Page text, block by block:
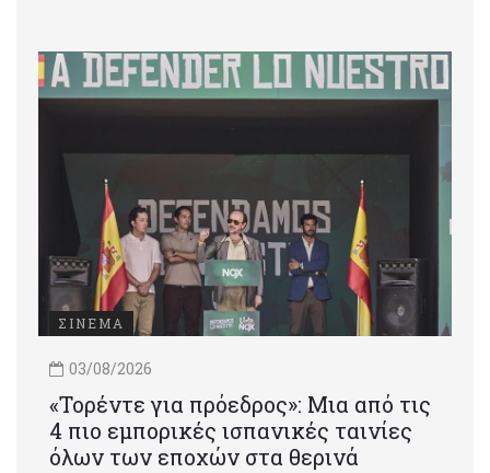
ΣΙΝΕΜΑ
03/08/2026
«Τορέντε για πρόεδρος»: Mια από τις
4 πιο εμπορικές ισπανικές ταινίες
όλων των εποχών στα θερινά